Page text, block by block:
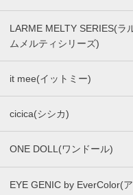
LARME MELTY SERIES(ラ
ムメルティシリーズ)
it mee(イットミー)
cicica(シシカ)
ONE DOLL(ワンドール)
EYE GENIC by EverColor(